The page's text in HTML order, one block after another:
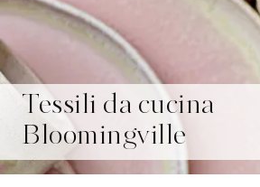
Tessili da cucina
Bloomingville